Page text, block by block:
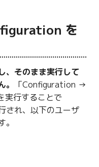
を
、そのまま実行して
「Configuration →
行することで
され、以下のユーザ